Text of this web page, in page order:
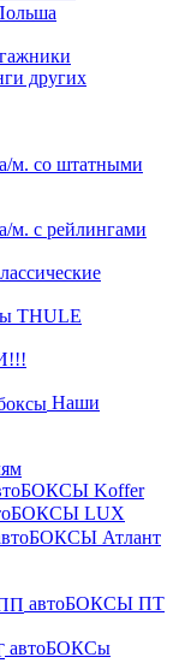
других
м. со штатными
м. с рейлингами
THULE
Наши
Koffer
LUX
Атлант
автоБОКСЫ ПТ
автоБОКСы